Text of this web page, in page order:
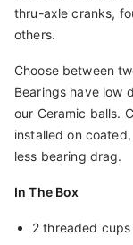
thru-axle cranks,
others.
Choose between
Bearings have low
our Ceramic balls.
installed on
less bearing drag.
In The Box
2 threaded